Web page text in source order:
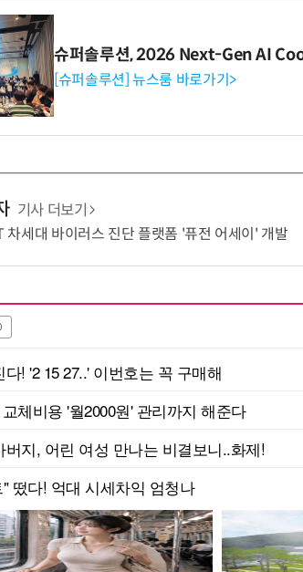
슈퍼솔루션, 2026 Next-Gen AI
[슈퍼솔루션] 뉴스룸 바로가기>
기사 더보기
차세대 바이러스 진단 플랫폼 '퓨전 어세이' 개발